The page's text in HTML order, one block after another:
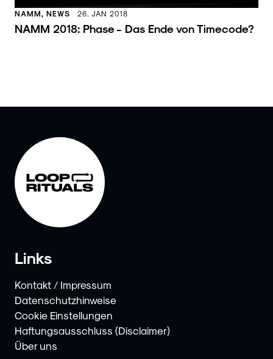
NAMM, NEWS 26. JAN 2018
NAMM 2018: Phase - Das Ende von Timecode?
Links
Kontakt / Impressum
Datenschutzhinweise
Cookie Einstellungen
Haftungsausschluss (Disclaimer)
Über uns